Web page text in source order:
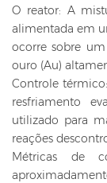
O reator: A
alimentada em
ocorre sobre
ouro (Au)
Controle
resfriamento
utilizado para
reações
Métricas de